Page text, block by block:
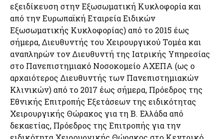
εξειδίκευση στην Εξωσωματική Κυκλοφορία και
από την Ευρωπαϊκή Εταιρεία Ειδικών
Εξωσωματικής Κυκλοφορίας) από το 2015 έως
σήμερα, Διευθυντής του Χειρουργικού Τομέα και
αναπληρών τον Διευθυντή της Ιατρικής Υπηρεσίας
στο Πανεπιστημιακό Νοσοκομείο ΑΧΕΠΑ (ως ο
αρχαιότερος Διευθυντής των Πανεπιστημιακών
Κλινικών) από το 2017 έως σήμερα, Πρόεδρος της
Εθνικής Επιτροπής Εξετάσεων της ειδικότητας
Χειρουργικής Θώρακος για τη Β. Ελλάδα από
δεκαετίας, Πρόεδρος της Επιτροπής για την